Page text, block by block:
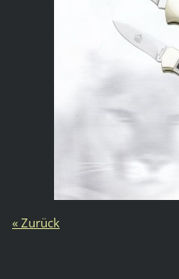
« Zurück